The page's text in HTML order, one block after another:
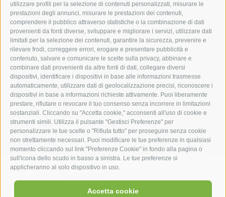
utilizzare profili per la selezione di contenuti personalizzati, misurare le
prestazioni degli annunci, misurare le prestazioni dei contenuti,
comprendere il pubblico attraverso statistiche o la combinazione di dati
provenienti da fonti diverse, sviluppare e migliorare i servizi, utilizzare dati
limitati per la selezione dei contenuti, garantire la sicurezza, prevenire e
rilevare frodi, correggere errori, erogare e presentare pubblicità e
contenuto, salvare e comunicare le scelte sulla privacy, abbinare e
combinare dati provenienti da altre fonti di dati, collegare diversi
dispositivi, identificare i dispositivi in base alle informazioni trasmesse
automaticamente, utilizzare dati di geolocalizzazione precisi, riconoscere i
dispositivi in base a informazioni richieste attivamente. Puoi liberamente
prestare, rifiutare o revocare il tuo consenso senza incorrere in limitazioni
sostanziali. Cliccando su "Accetta cookie," acconsenti all'uso di cookie e
strumenti simili. Utilizza il pulsante "Gestisci Preferenze" per
personalizzare le tue scelte o "Rifiuta tutto" per proseguire senza cookie
non strettamente necessari. Puoi modificare le tue preferenze in qualsiasi
momento cliccando sul link "Preferenze Cookie" in fondo alla pagina o
sull'icona dello scudo in basso a sinistra. Le tue preferenze si
applicheranno al solo dispositivo in uso.
Accetta cookie
hotel st.anton ***s
hotel st.anton ***s
Helmut Kompatscher
Via S.Antonio 7
39050 Fié allo Sciliar
Alto Adige - Dolomiti - Italia
+39 0471 725 062
info@st-anton.it
Credits | Mappa del sito